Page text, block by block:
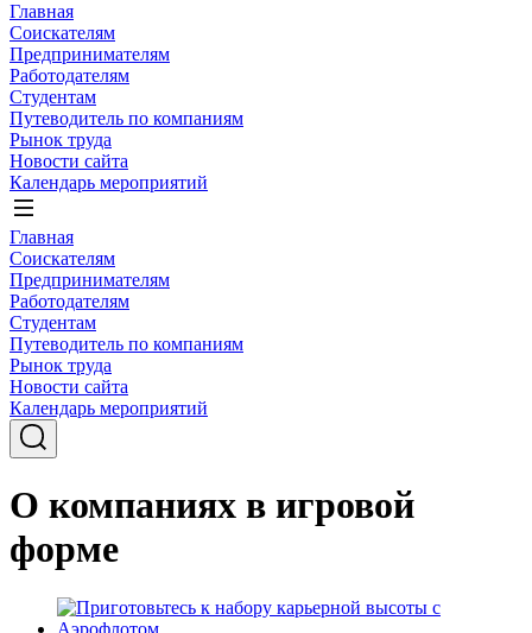
Главная
Соискателям
Предпринимателям
Работодателям
Студентам
Путеводитель по компаниям
Рынок труда
Новости сайта
Календарь мероприятий
Главная
Соискателям
Предпринимателям
Работодателям
Студентам
Путеводитель по компаниям
Рынок труда
Новости сайта
Календарь мероприятий
О компаниях в игровой
форме